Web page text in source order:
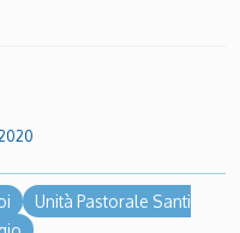
Unità Pastorale Santi